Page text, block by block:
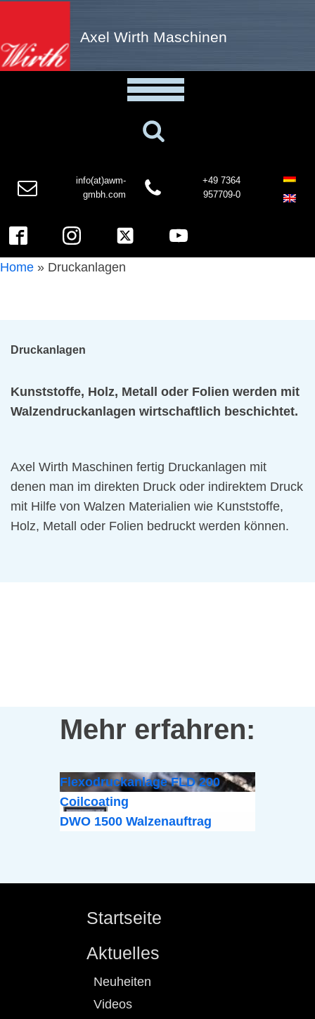
Axel Wirth Maschinen
info(at)awm-
gmbh.com
+49 7364
957709-0
Home » Druckanlagen
Druckanlagen
Kunststoffe, Holz, Metall oder Folien werden mit
Walzendruckanlagen wirtschaftlich beschichtet.
Axel Wirth Maschinen fertig Druckanlagen mit
denen man im direkten Druck oder indirektem Druck
mit Hilfe von Walzen Materialien wie Kunststoffe,
Holz, Metall oder Folien bedruckt werden können.
Mehr erfahren:
Flexodruckanlage FLD 200
Coilcoating
DWO 1500 Walzenauftrag
Startseite
Aktuelles
Neuheiten
Videos